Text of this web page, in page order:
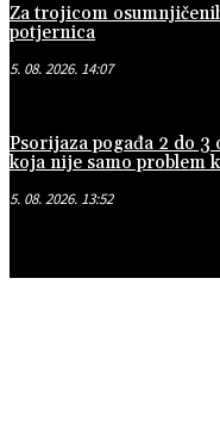
Za trojicom
potjernica
5. 08. 2026. 14:07
Psorijaza pogađa 2 do 3
koja nije samo problem
5. 08. 2026. 13:52